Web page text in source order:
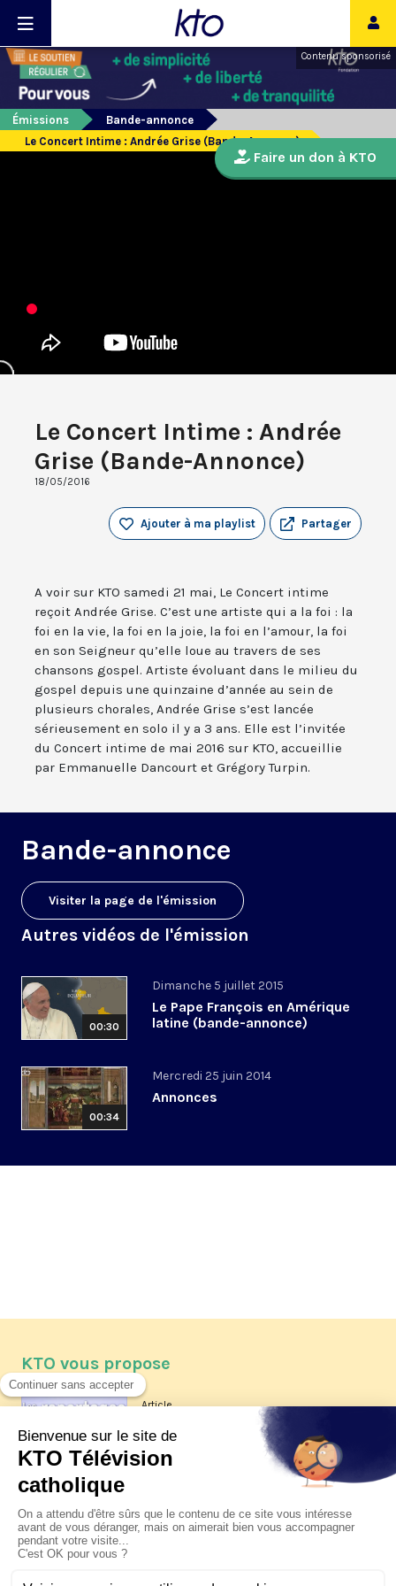
Contenu sponsorisé
Émissions
Bande-annonce
Le Concert Intime : Andrée Grise (Bande-Annonce)
Le Concert Intime : Andrée
Grise (Bande-Annonce)
18/05/2016
Partager
Ajouter à ma playlist
A voir sur KTO samedi 21 mai, Le Concert intime
reçoit Andrée Grise. C’est une artiste qui a la foi : la
foi en la vie, la foi en la joie, la foi en l’amour, la foi
en son Seigneur qu’elle loue au travers de ses
chansons gospel. Artiste évoluant dans le milieu du
gospel depuis une quinzaine d’année au sein de
plusieurs chorales, Andrée Grise s’est lancée
sérieusement en solo il y a 3 ans. Elle est l’invitée
du Concert intime de mai 2016 sur KTO, accueillie
par Emmanuelle Dancourt et Grégory Turpin.
Bande-annonce
Visiter la page de l'émission
Autres vidéos de l'émission
00:30
Dimanche 5 juillet 2015
Le Pape François en Amérique
latine (bande-annonce)
00:34
Mercredi 25 juin 2014
Annonces
Faire un don à KTO
KTO vous propose
Article
Les reportages d'été 2026 de KTO
La visite pastorale du pape Léon
XIV à Assise à suivre sur KTO le
jeudi 6 août